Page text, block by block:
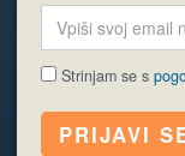
©
ISSN 1581-2332
Strinjam se s